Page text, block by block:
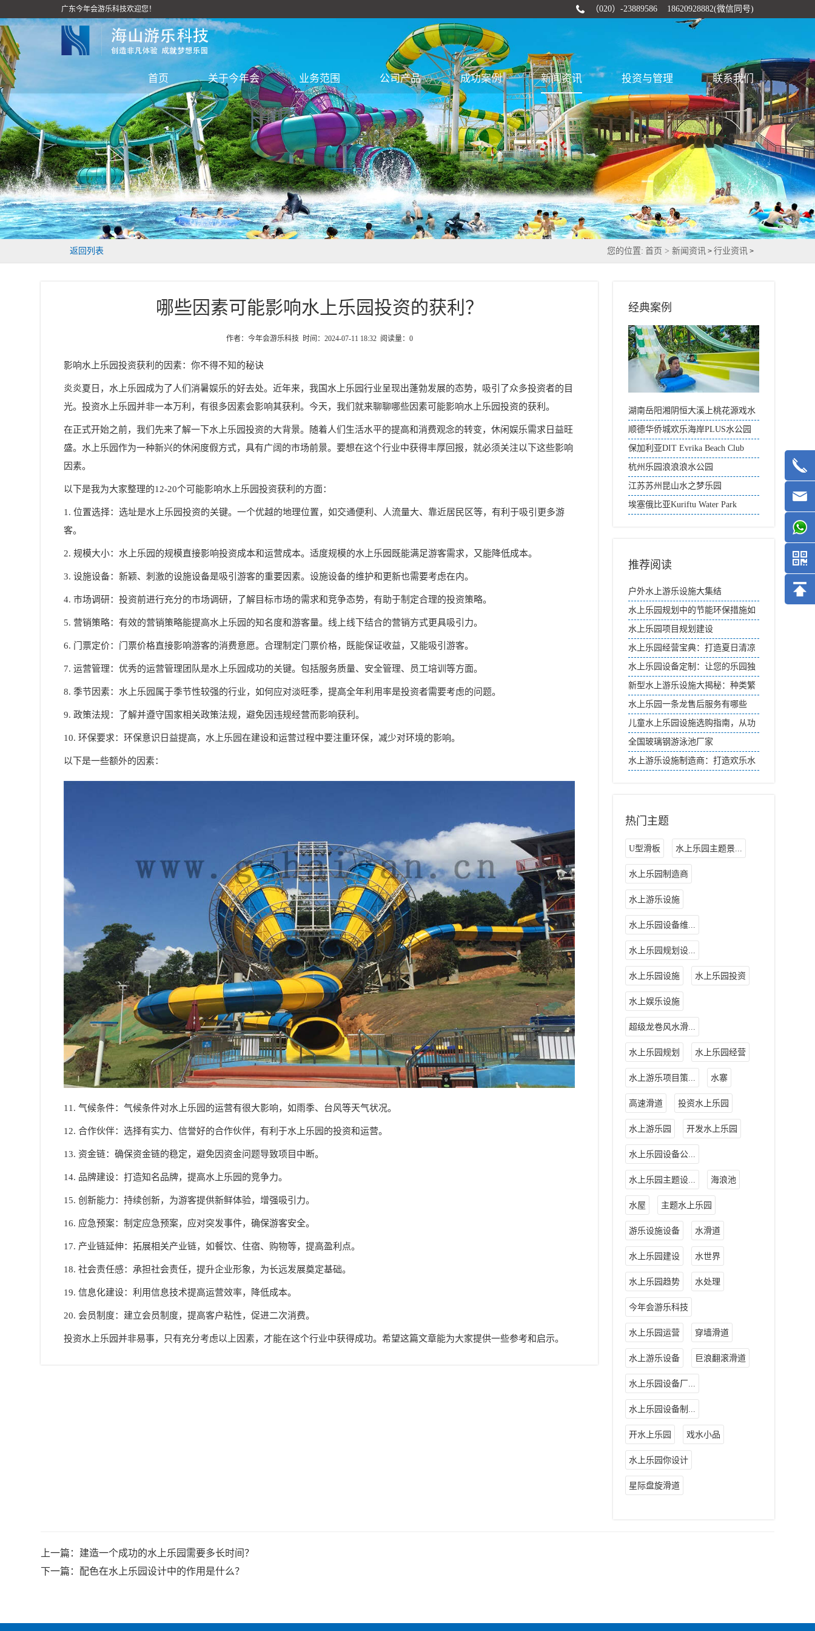
广东今年会游乐科技欢迎您！ （020）-23889586 18620928882(微信同号)
首页 关于今年会 业务范围 公司产品 成功案例 新闻资讯 投资与管理 联系我们
返回列表 您的位置: 首页 >新闻资讯 >行业资讯 >
哪些因素可能影响水上乐园投资的获利？
作者：今年会游乐科技 时间：2024-07-11 18:32 阅读量： 0
影响水上乐园投资获利的因素：你不得不知的秘诀
炎炎夏日，水上乐园成为了人们消暑娱乐的好去处。近年来，我国水上乐园行业呈现出蓬勃发展的态势，吸引了众多投资者的目
光。投资水上乐园并非一本万利，有很多因素会影响其获利。今天，我们就来聊聊哪些因素可能影响水上乐园投资的获利。
在正式开始之前，我们先来了解一下水上乐园投资的大背景。随着人们生活水平的提高和消费观念的转变，休闲娱乐需求日益旺
盛。水上乐园作为一种新兴的休闲度假方式，具有广阔的市场前景。要想在这个行业中获得丰厚回报，就必须关注以下这些影响
因素。
以下是我为大家整理的12-20个可能影响水上乐园投资获利的方面：
1. 位置选择：选址是水上乐园投资的关键。一个优越的地理位置，如交通便利、人流量大、靠近居民区等，有利于吸引更多游
客。
2. 规模大小：水上乐园的规模直接影响投资成本和运营成本。适度规模的水上乐园既能满足游客需求，又能降低成本。
3. 设施设备：新颖、刺激的设施设备是吸引游客的重要因素。设施设备的维护和更新也需要考虑在内。
4. 市场调研：投资前进行充分的市场调研，了解目标市场的需求和竞争态势，有助于制定合理的投资策略。
5. 营销策略：有效的营销策略能提高水上乐园的知名度和游客量。线上线下结合的营销方式更具吸引力。
6. 门票定价：门票价格直接影响游客的消费意愿。合理制定门票价格，既能保证收益，又能吸引游客。
7. 运营管理：优秀的运营管理团队是水上乐园成功的关键。包括服务质量、安全管理、员工培训等方面。
8. 季节因素：水上乐园属于季节性较强的行业，如何应对淡旺季，提高全年利用率是投资者需要考虑的问题。
9. 政策法规：了解并遵守国家相关政策法规，避免因违规经营而影响获利。
10. 环保要求：环保意识日益提高，水上乐园在建设和运营过程中要注重环保，减少对环境的影响。
以下是一些额外的因素：
11. 气候条件：气候条件对水上乐园的运营有很大影响，如雨季、台风等天气状况。
12. 合作伙伴：选择有实力、信誉好的合作伙伴，有利于水上乐园的投资和运营。
13. 资金链：确保资金链的稳定，避免因资金问题导致项目中断。
14. 品牌建设：打造知名品牌，提高水上乐园的竞争力。
15. 创新能力：持续创新，为游客提供新鲜体验，增强吸引力。
16. 应急预案：制定应急预案，应对突发事件，确保游客安全。
17. 产业链延伸：拓展相关产业链，如餐饮、住宿、购物等，提高盈利点。
18. 社会责任感：承担社会责任，提升企业形象，为长远发展奠定基础。
19. 信息化建设：利用信息技术提高运营效率，降低成本。
20. 会员制度：建立会员制度，提高客户粘性，促进二次消费。
投资水上乐园并非易事，只有充分考虑以上因素，才能在这个行业中获得成功。希望这篇文章能为大家提供一些参考和启示。
经典案例
湖南岳阳湘阴恒大溪上桃花源戏水
天地
顺德华侨城欢乐海岸PLUS水公园
保加利亚DIT Evrika Beach Club
杭州乐园浪浪浪水公园
江苏苏州昆山水之梦乐园
埃塞俄比亚Kuriftu Water Park
推荐阅读
户外水上游乐设施大集结
水上乐园规划中的节能环保措施如
何落实？
水上乐园项目规划建设
水上乐园经营宝典：打造夏日清凉
盛宴
水上乐园设备定制：让您的乐园独
一无二
新型水上游乐设施大揭秘：种类繁
多，畅享清凉夏日
水上乐园一条龙售后服务有哪些
儿童水上乐园设施选购指南，从功
能上对室内水上乐园设备分类
全国玻璃钢游泳池厂家
水上游乐设施制造商：打造欢乐水
热门主题
U型滑板 水上乐园主题景...
水上乐园制造商
水上游乐设施
水上乐园设备维...
水上乐园规划设...
水上乐园设施 水上乐园投资
水上娱乐设施
超级龙卷风水滑...
水上乐园规划 水上乐园经营
水上游乐项目策... 水寨
高速滑道 投资水上乐园
水上游乐园 开发水上乐园
水上乐园设备公...
水上乐园主题设... 海浪池
水屋 主题水上乐园
游乐设施设备 水滑道
水上乐园建设 水世界
水上乐园趋势 水处理
今年会游乐科技
水上乐园运营 穿墙滑道
水上游乐设备 巨浪翻滚滑道
水上乐园设备厂...
水上乐园设备制...
开水上乐园 戏水小品
水上乐园你设计
星际盘旋滑道
上一篇： 建造一个成功的水上乐园需要多长时间？
下一篇： 配色在水上乐园设计中的作用是什么？